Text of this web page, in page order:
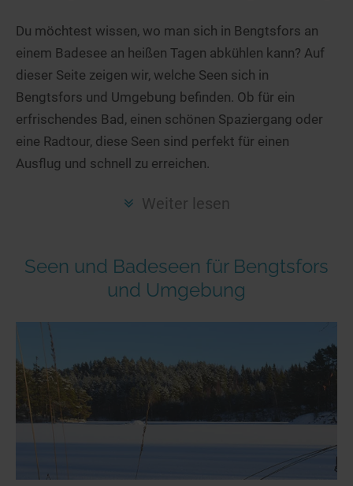
Stand Up Paddeling
Kitesurfen
Kanu- & Kajaktouren
Badeseen in Deutschland
Genuss pur
Wellness am See
Urlaub an der Küste
Direkt am Wasser
Unterkünfte
Ferienwohnungen
Hausboote
Camping
Ferienwohnungen
Hausboote
Camping am See
Top-Hotels
Top-Hotel Empfehlungen
Familienhotels
Ausgefallenes
Hundefreundliche Unterkünfte
Glamping
Finde Deinen See
Seen in Deiner Nähe
Seen in Deutschland
Seen in Europa
Strandbad-Verzeichnis
Überwachte Badestellen
Top Seen nach Bundesländern
Deutschlands Lieblingsseen
Seen in Europa
Österreich
Schweiz
Du möchtest wissen, wo man sich in Bengtsfors an
einem Badesee an heißen Tagen abkühlen kann? Auf
dieser Seite zeigen wir, welche Seen sich in
Bengtsfors und Umgebung befinden. Ob für ein
erfrischendes Bad, einen schönen Spaziergang oder
eine Radtour, diese Seen sind perfekt für einen
Ausflug und schnell zu erreichen.
Weiter lesen
Seen und Badeseen für Bengtsfors
und Umgebung